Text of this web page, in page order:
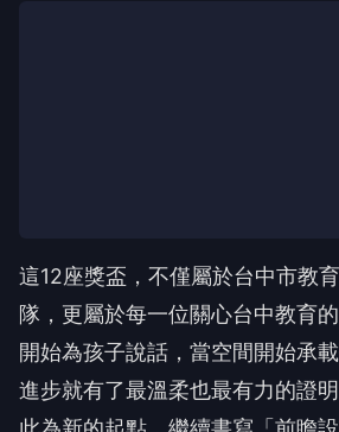
這12座獎盃，不僅屬於台中市教